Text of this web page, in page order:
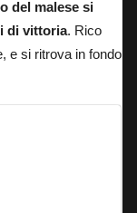
del malese si
di vittoria. Rico
e si ritrova in fondo